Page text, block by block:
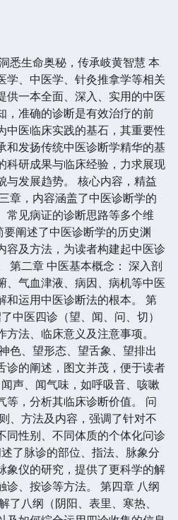
悉生命奥秘，传承岐黄智慧 本
学、中医学、针灸推拿学等相关
供一本全面、深入、实用的中医
，准确的诊断是有效治疗的前
中医临床实践的基石，其重要性
和发扬传统中医诊断学精华的基
科研成果与临床经验，力求展现
与发展趋势。 核心内容，精益
章，内容涵盖了中医诊断学的
常见病证的诊断思路等多个维
阐述了中医诊断学的历史渊
容及方法，为读者构建起中医诊
第二章 中医基本概念： 深入剖
、气血津液、病因、病机等中医
和运用中医诊断法的根本。 第
中医四诊（望、闻、问、切）
法、临床意义及注意事项。
色、望形态、望舌象、望排出
诊的阐述，图文并茂，便于读者
声、闻气味，如呼吸音、咳嗽
等，分析其临床诊断价值。 问
、方法及内容，强调了针对不
同性别、不同体质的个体化问诊
了脉诊的部位、指法、脉象分
象仪的研究，提供了更科学的解
诊、按诊等方法。 第四章 八纲
了八纲（阴阳、表里、寒热、